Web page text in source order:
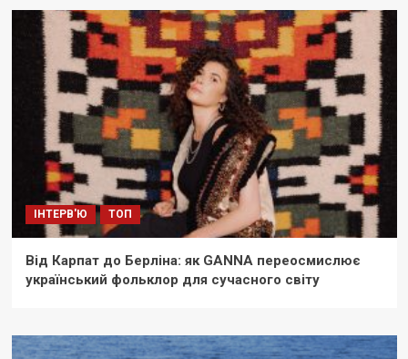
ІНТЕРВ'Ю ТОП
Від Карпат до Берліна: як GANNA переосмислює
український фольклор для сучасного світу